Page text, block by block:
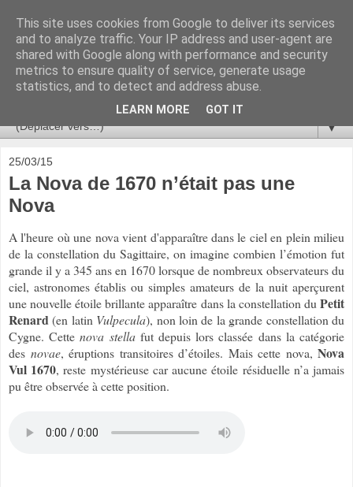
Ça se passe là haut
Astronomie, Astrophysique, Astroparticules, Cosmologie.
L'infini se contemple, indéfiniment. ISSN 2272-5768
▼
25/03/15
La Nova de 1670 n’était pas une
Nova
A l'heure où une nova vient d'apparaître dans le ciel en plein milieu
de la constellation du Sagittaire, on imagine combien l’émotion fut
grande il y a 345 ans en 1670 lorsque de nombreux observateurs du
ciel, astronomes établis ou simples amateurs de la nuit aperçurent
une nouvelle étoile brillante apparaître dans la constellation du Petit
Renard(en latin Vulpecula), non loin de la grande constellation du
Cygne. Cettenova stella fut depuis lors classée dans la catégorie
des novae, éruptions transitoires d’étoiles. Mais cette nova, Nova
Vul 1670, reste mystérieuse car aucune étoile résiduelle n’a jamais
pu être observée à cette position.
This site uses cookies from Google to deliver its services
and to analyze traffic. Your IP address and user-agent are
shared with Google along with performance and security
metrics to ensure quality of service, generate usage
statistics, and to detect and address abuse.
LEARN MORE GOT IT